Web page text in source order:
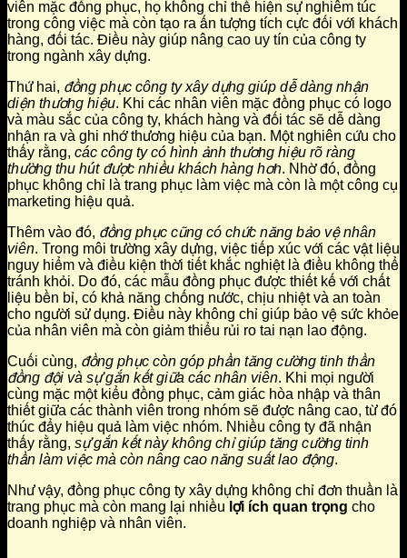
viên mặc đồng phục, họ không chỉ thể hiện sự nghiêm túc
trong công việc mà còn tạo ra ấn tượng tích cực đối với khách
hàng, đối tác. Điều này giúp nâng cao uy tín của công ty
trong ngành xây dựng.
Thứ hai, đồng phục công ty xây dựng giúp dễ dàng nhận
diện thương hiệu. Khi các nhân viên mặc đồng phục có logo
và màu sắc của công ty, khách hàng và đối tác sẽ dễ dàng
nhận ra và ghi nhớ thương hiệu của bạn. Một nghiên cứu cho
thấy rằng, các công ty có hình ảnh thương hiệu rõ ràng
thường thu hút được nhiều khách hàng hơn. Nhờ đó, đồng
phục không chỉ là trang phục làm việc mà còn là một công cụ
marketing hiệu quả.
Thêm vào đó, đồng phục cũng có chức năng bảo vệ nhân
viên. Trong môi trường xây dựng, việc tiếp xúc với các vật liệu
nguy hiểm và điều kiện thời tiết khắc nghiệt là điều không thể
tránh khỏi. Do đó, các mẫu đồng phục được thiết kế với chất
liệu bền bỉ, có khả năng chống nước, chịu nhiệt và an toàn
cho người sử dụng. Điều này không chỉ giúp bảo vệ sức khỏe
của nhân viên mà còn giảm thiểu rủi ro tai nạn lao động.
Cuối cùng, đồng phục còn góp phần tăng cường tinh thần
đồng đội và sự gắn kết giữa các nhân viên. Khi mọi người
cùng mặc một kiểu đồng phục, cảm giác hòa nhập và thân
thiết giữa các thành viên trong nhóm sẽ được nâng cao, từ đó
thúc đẩy hiệu quả làm việc nhóm. Nhiều công ty đã nhận
thấy rằng, sự gắn kết này không chỉ giúp tăng cường tinh
thần làm việc mà còn nâng cao năng suất lao động.
Như vậy, đồng phục công ty xây dựng không chỉ đơn thuần là
trang phục mà còn mang lại nhiều lợi ích quan trọng cho
doanh nghiệp và nhân viên.